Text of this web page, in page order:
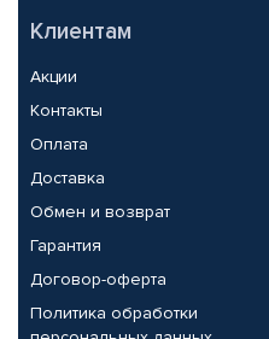
Клиентам
Акции
Контакты
Оплата
Доставка
Обмен и возврат
Гарантия
Договор-оферта
Политика обработки